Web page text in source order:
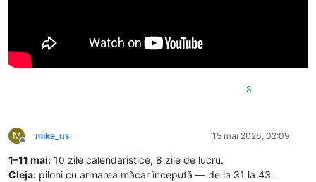
8
M
Deconectat
mike_us 15 mai 2026, 02:09
1–11 mai: 10 zile calendaristice, 8 zile de lucru.
Cleja: piloni cu armarea măcar începută — de la 31 la 43.